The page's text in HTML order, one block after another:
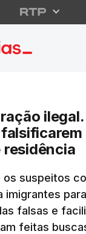
os suspeitos
imigrantes
falsas e
feitas